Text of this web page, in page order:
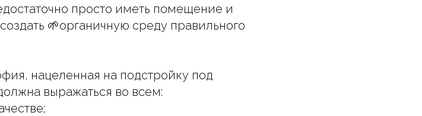
просто иметь помещение и
🌱органичную среду правильного
нацеленная на подстройку под
выражаться во всем: